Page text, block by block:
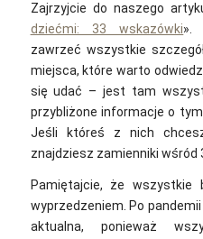
Zajrzyjcie do naszego
dziećmi: 33 wskazówki».
zawrzeć wszystkie
miejsca, które warto
się udać – jest tam
przybliżone informacje o
Jeśli któreś z nich
znajdziesz zamienniki wśród
Pamiętajcie, że
wyprzedzeniem. Po
aktualna, ponieważ